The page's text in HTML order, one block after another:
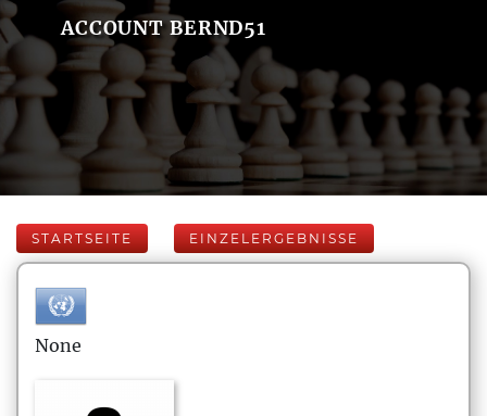
ACCOUNT BERND51
STARTSEITE EINZELERGEBNISSE
None